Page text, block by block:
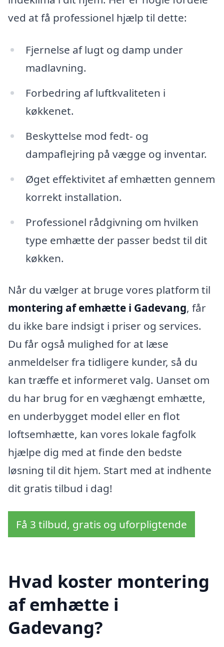
ved at få professionel hjælp til dette:
Fjernelse af lugt og damp under
madlavning.
Forbedring af luftkvaliteten i
køkkenet.
Beskyttelse mod fedt- og
dampaflejring på vægge og inventar.
Øget effektivitet af emhætten gennem
korrekt installation.
Professionel rådgivning om hvilken
type emhætte der passer bedst til dit
køkken.
Når du vælger at bruge vores platform til
montering af emhætte i Gadevang, får
du ikke bare indsigt i priser og services.
Du får også mulighed for at læse
anmeldelser fra tidligere kunder, så du
kan træffe et informeret valg. Uanset om
du har brug for en væghængt emhætte,
en underbygget model eller en flot
loftsemhætte, kan vores lokale fagfolk
hjælpe dig med at finde den bedste
løsning til dit hjem. Start med at indhente
dit gratis tilbud i dag!
Få 3 tilbud, gratis og uforpligtende
Hvad koster montering
af emhætte i
Gadevang?